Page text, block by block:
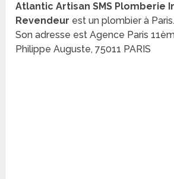
Atlantic Artisan SMS Plomberie
Revendeur est un plombier à Paris.
Son adresse est Agence Paris
Philippe Auguste, 75011 PARIS